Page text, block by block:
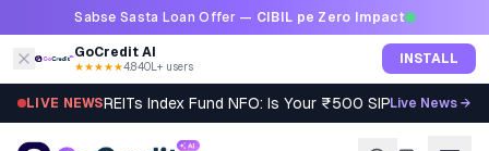
Skip to contentSabse Sasta Loan Offer — CIBIL pe Zero Impact
GoCredit AI
★★★★★4.8·40L+ users INSTALL
LIVE NEWSREITs Index Fund NFO: Is Your ₹500 SIP Worth It?
Live News →